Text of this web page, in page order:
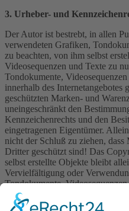
3. Urheber- und
Der Autor ist bestrebt, in allen
verwendeten Grafiken,
zu beachten, von ihm selbst
Videosequenzen und Texte zu
Tondokumente,
innerhalb des
geschützten Marken- und
uneingeschränkt den
Kennzeichenrechts und den
eingetragenen Eigentümer.
nicht der Schluß zu ziehen,
Dritter geschützt sind! Das
selbst erstellte Objekte bleibt
Vervielfältigung oder
Tondokumente,
elektronischen oder gedruckten
Zustimmung des Autors